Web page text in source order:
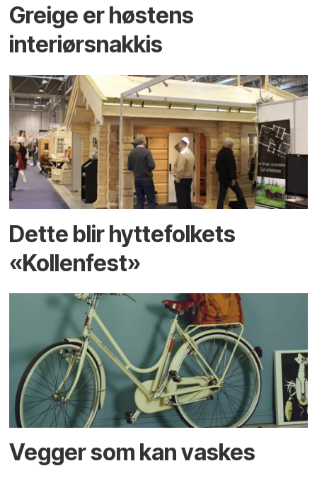
Greige er høstens
interiørsnakkis
Dette blir hyttefolkets
«Kollenfest»
Vegger som kan vaskes